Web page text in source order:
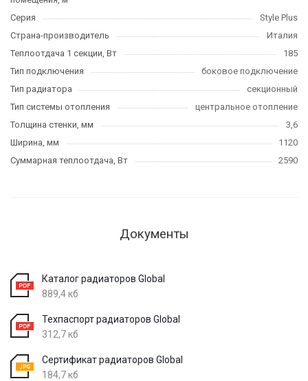
Серия
Style Plus
Страна-производитель
Италия
Теплоотдача 1 секции, Вт
185
Тип подключения
боковое подключение
Тип радиатора
секционный
Тип системы отопления
центральное отопление
Толщина стенки, мм
3,6
Ширина, мм
1120
Суммарная теплоотдача, Вт
2590
Документы
Каталог радиаторов Global
889,4 кб
Техпаспорт радиаторов Global
312,7 кб
Сертификат радиаторов Global
184,7 кб